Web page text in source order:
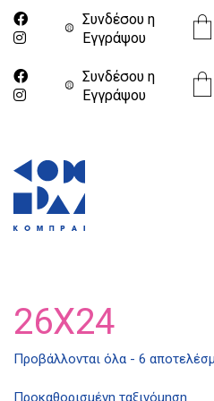
Συνδέσου η
Eγγράψου
Συνδέσου η
Eγγράψου
26X24
Προβάλλονται όλα - 6
Προκαθορισμένη ταξινόμηση